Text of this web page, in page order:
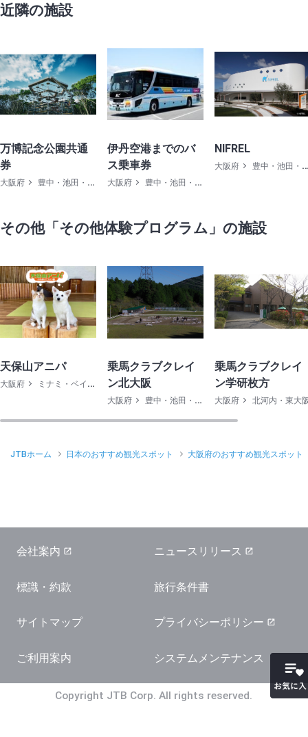
お気
近隣の施設
万博記念公園共通
券
大阪府 豊中・池田・高槻
伊丹空港までのバ
ス乗車券
大阪府 豊中・池田・高槻
NIFREL
大阪府 豊中・池田・高槻
その他「その他体験プログラム」の施設
天保山アニパ
大阪府 ミナミ・ベイエリア
乗馬クラブクレイ
ン北大阪
大阪府 豊中・池田・高槻
乗馬クラブクレイ
ン学研枚方
大阪府 北河内・東大
JTBホーム 日本のおすすめ観光スポット 大阪府のおすすめ観光スポット
会社案内 ニュースリリース
標識・約款 旅行条件書
サイトマップ プライバシーポリシー
ご利用案内 システムメンテナンス
Copyright JTB Corp. All rights reserved.